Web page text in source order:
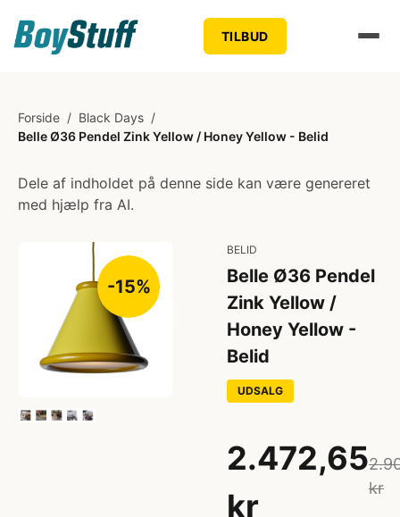
TILBUD
Forside / Black Days /
Belle Ø36 Pendel Zink Yellow / Honey Yellow - Belid
Dele af indholdet på denne side kan være genereret
med hjælp fra AI.
-15%
BELID
Belle Ø36 Pendel
Zink Yellow /
Honey Yellow -
Belid
UDSALG
2.472,65
kr
kr